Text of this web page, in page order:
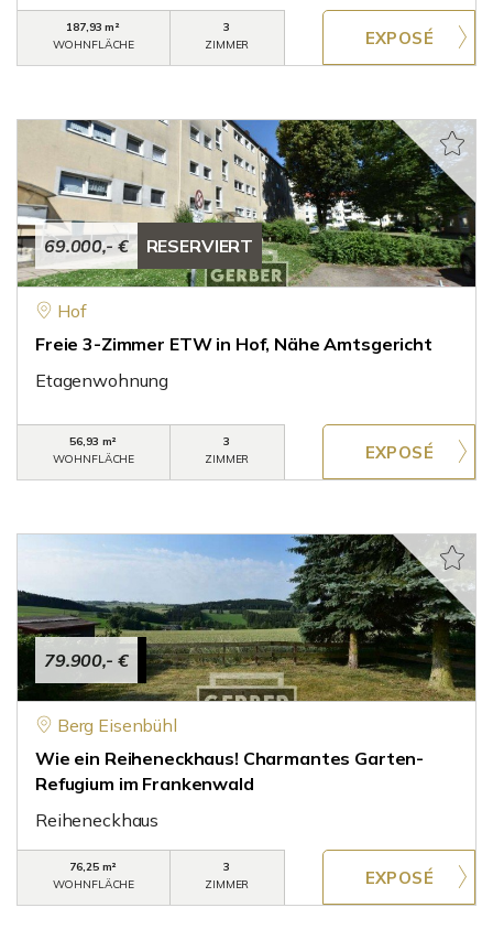
187,93 m²
WOHNFLÄCHE
3
ZIMMER
69.000,- € RESERVIERT
Hof
Freie 3-Zimmer ETW in Hof, Nähe Amtsgericht
Etagenwohnung
56,93 m²
WOHNFLÄCHE
3
ZIMMER
79.900,- €
Berg Eisenbühl
Wie ein Reiheneckhaus! Charmantes Garten-
Refugium im Frankenwald
Reiheneckhaus
76,25 m²
WOHNFLÄCHE
3
ZIMMER